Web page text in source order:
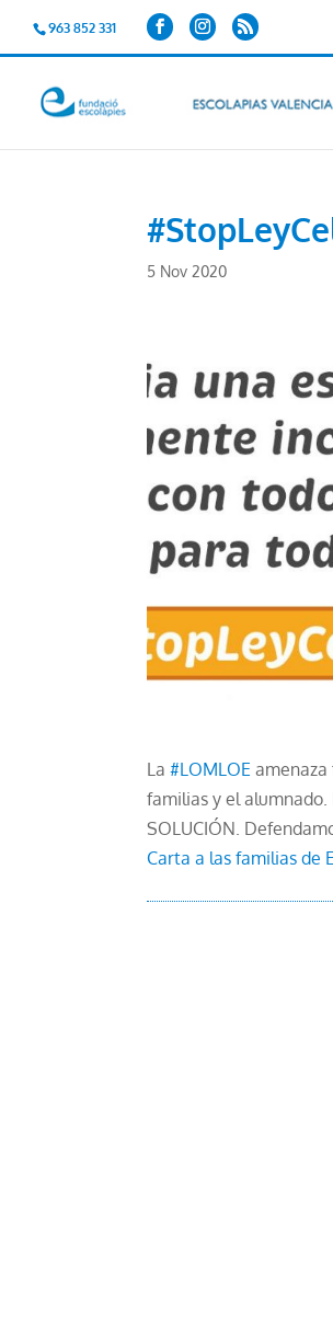
963 852 331
5 Nov 2020
La#LOMLOE
familias y el
SOLUCIÓN.
Carta a las familias de